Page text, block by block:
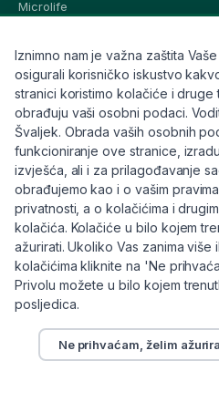
Microlife
CeraVe
Eucerin
Avene
Bioderma
Svi brandovi
Info
Trebate pomoć ili imate pitanja?
+385 91 6191 901
info@eljekarna24.hr
© 2026 eljekarna24. Sva prava
Iznimno nam je važna zaštita
osigurali korisničko iskustvo
stranici koristimo kolačiće i
obrađuju vaši osobni podaci.
Švaljek. Obrada vaših osobnih
funkcioniranje ove stranice,
izvješća, ali i za prilagođavanje
obrađujemo kao i o vašim
privatnosti, a o kolačićima i
kolačića. Kolačiće u bilo kojem
ažurirati. Ukoliko Vas zanima
kolačićima kliknite na 'Ne
Privolu možete u bilo kojem
posljedica.
Ne prihvaćam, želim